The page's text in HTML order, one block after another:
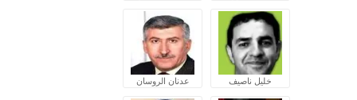
خليل ناصيف عدنان الروسان